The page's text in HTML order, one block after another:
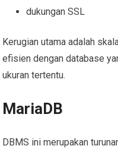
dukungan SSL
Kerugian utama adalah
efisien dengan database
ukuran tertentu.
MariaDB
DBMS ini merupakan